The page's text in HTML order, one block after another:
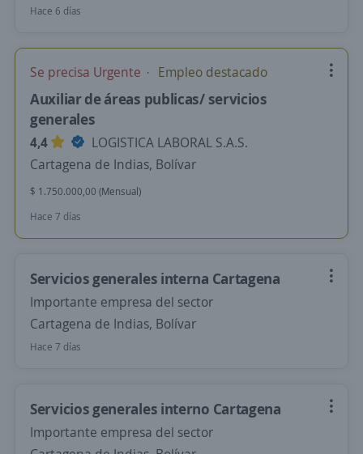
Hace 6 días
Se precisa Urgente Empleo destacado
Auxiliar de áreas publicas/ servicios
generales
4,4
LOGISTICA LABORAL S.A.S.
Cartagena de Indias, Bolívar
$ 1.750.000,00 (Mensual)
Hace 7 días
Servicios generales interna Cartagena
Importante empresa del sector
Cartagena de Indias, Bolívar
Hace 7 días
Servicios generales interno Cartagena
Importante empresa del sector